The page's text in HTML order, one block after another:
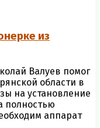
из
Валуев помог
области в
на установление
полностью
аппарат